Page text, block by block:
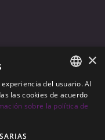
de Paniagua, s/n
ENGLISH
SPANISH
×
del usuario. Al
las cookies de acuerdo
sobre la política de